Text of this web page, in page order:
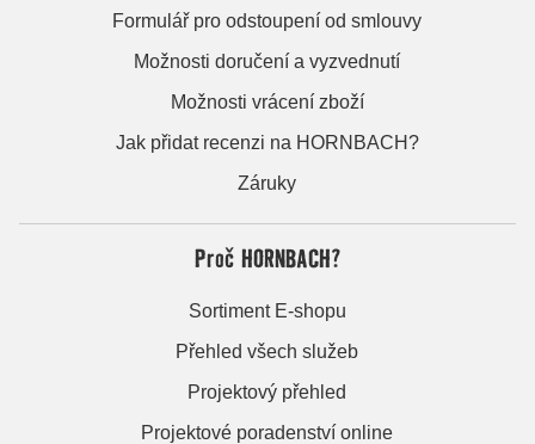
Formulář pro odstoupení od smlouvy
Možnosti doručení a vyzvednutí
Možnosti vrácení zboží
Jak přidat recenzi na HORNBACH?
Záruky
Proč HORNBACH?
Sortiment E-shopu
Přehled všech služeb
Projektový přehled
Projektové poradenství online